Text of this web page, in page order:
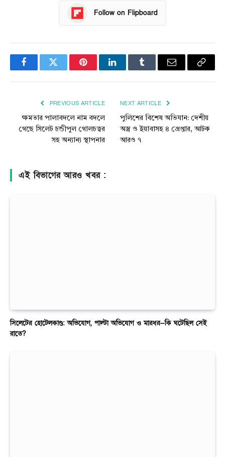
Follow on Flipboard
FacebookTwitter PinterestLinkedInTumblr Email
Copy
PREVIOUS ARTICLE
ক্ষমতার পালাবদলে নাম বদলে
গেছে সিলেট চন্ডীপুল গোলচত্বর
সহ অন্যান্য স্থাপনার
NEXT ARTICLE
পুলিশের বিশেষ অভিযান: দেশীয়
অস্ত্র ও ইয়াবাসহ ৪ গ্রেপ্তার, আটক
আরও ৭
এই বিভাগের আরও খবর :
সিলেটের হোটেলকাণ্ড: অভিযোগ, পাল্টা অভিযোগ ও মারধর—কি ঘটেছিল সেই
রাতে?